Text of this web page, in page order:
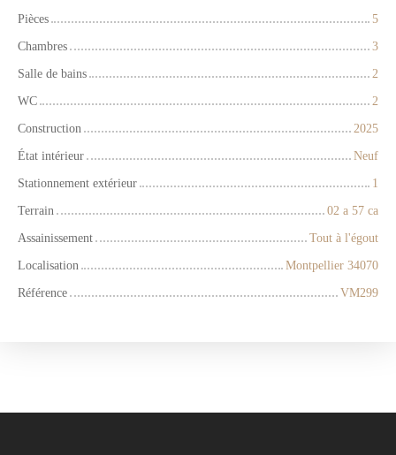
Pièces
5
Chambres
3
Salle de bains
2
WC
2
Construction
2025
État intérieur
Neuf
Stationnement extérieur
1
Terrain
02 a 57 ca
Assainissement
Tout à l'égout
Localisation
Montpellier 34070
Référence
VM299